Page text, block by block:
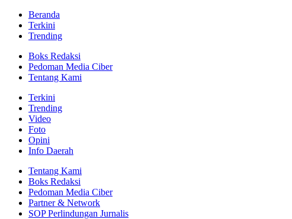
Beranda
Terkini
Trending
Boks Redaksi
Pedoman Media Ciber
Tentang Kami
Terkini
Trending
Video
Foto
Opini
Info Daerah
Tentang Kami
Boks Redaksi
Pedoman Media Ciber
Partner & Network
SOP Perlindungan Jurnalis